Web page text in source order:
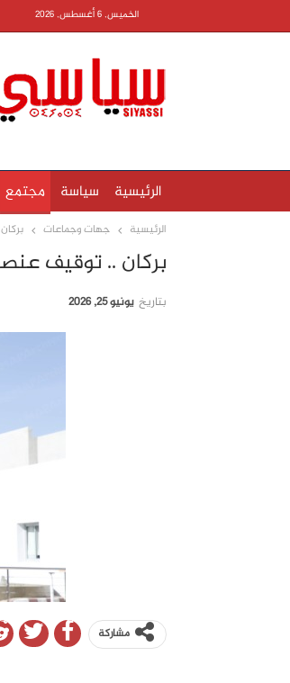
الخميس, 6 أغسطس, 2026
الرئيسية سياسة مجتمع
الرئيسية جهات وجماعات
بركان .. توقيف
بتاريخ يونيو 25, 2026
مشاركة